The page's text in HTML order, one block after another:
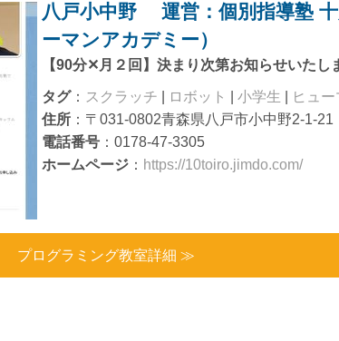
八戸小中野 運営：個別指導塾 十
ーマンアカデミー）
【90分✕月２回】決まり次第お知らせいたし
タグ： スクラッチ ロボット 小学生
ヒュ
住所 ：〒031-0802青森県八戸市小中野2-1-21
電話番号 ：0178-47-3305
ホームページ ： https://10toiro.jimdo.com/
プログラミング教室詳細 ≫